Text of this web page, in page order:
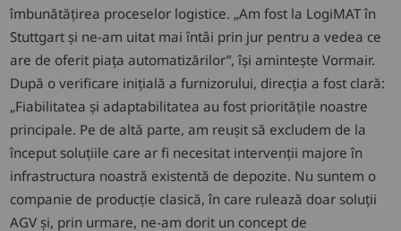
îmbunătățirea proceselor logistice. „Am fost la LogiMAT în
Stuttgart și ne-am uitat mai întâi prin jur pentru a vedea ce
are de oferit piața automatizărilor”, își amintește Vormair.
După o verificare inițială a furnizorului, direcția a fost clară:
„Fiabilitatea și adaptabilitatea au fost prioritățile noastre
principale. Pe de altă parte, am reușit să excludem de la
început soluțiile care ar fi necesitat intervenții majore în
infrastructura noastră existentă de depozite. Nu suntem o
companie de producție clasică, în care rulează doar soluții
AGV și, prin urmare, ne-am dorit un concept de